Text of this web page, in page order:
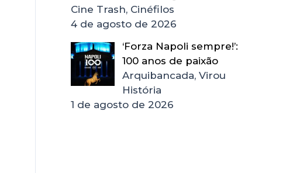
Cine Trash, Cinéfilos
4 de agosto de 2026
‘Forza Napoli sempre!’:
100 anos de paixão
Arquibancada, Virou
História
1 de agosto de 2026